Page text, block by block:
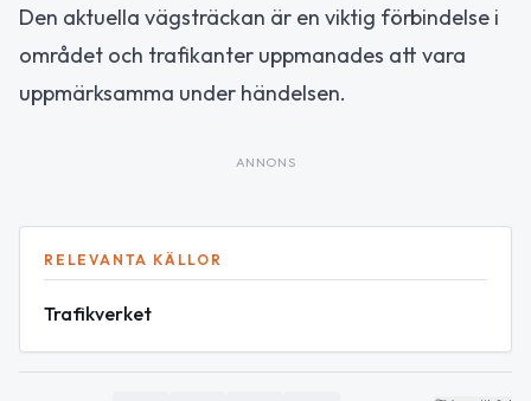
Den aktuella vägsträckan är en viktig förbindelse i
området och trafikanter uppmanades att vara
uppmärksamma under händelsen.
ANNONS
RELEVANTA KÄLLOR
Trafikverket